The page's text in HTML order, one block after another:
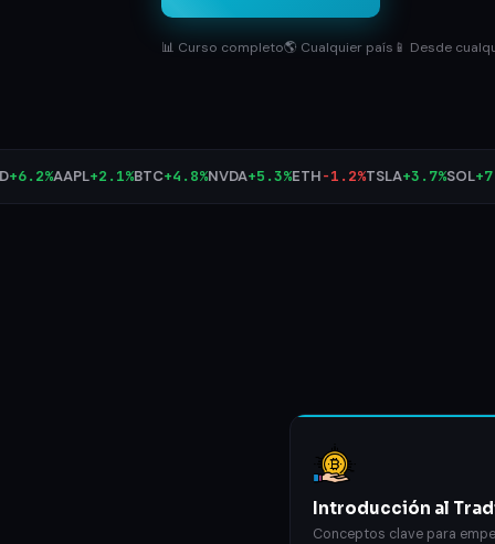
📊 Curso completo🌎 Cualquier país 📱 Desde
AAPL+2.1%BTC+4.8%NVDA+5.3%ETH-1.2%TSLA+3.7%SOL +7.9%
Introducción al
Conceptos clave para